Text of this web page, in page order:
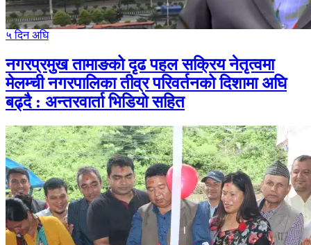
५ दिन अघि
नगरप्रमुख तामाङको दृढ पहल सक्रिय नेतृत्वमा
मेलम्ची नगरपालिका तीव्र परिवर्तनको दिशामा अघि
बढ्दै : अन्तरवार्ता भिडियो सहित